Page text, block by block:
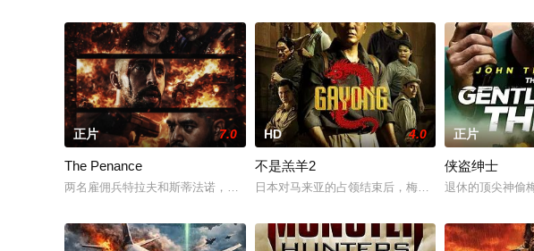
正片 7.0
The Penance
两名雇佣兵特拉夫和斯蒂法诺，在营救妹妹的行动彻底失败后，不得不面对自己行为的残酷
HD 4.0
不是羔羊2
日本对马来亚的占领结束后，梅尔在新加坡的特别行
正片
侠盗绅士
退休的顶尖神偷